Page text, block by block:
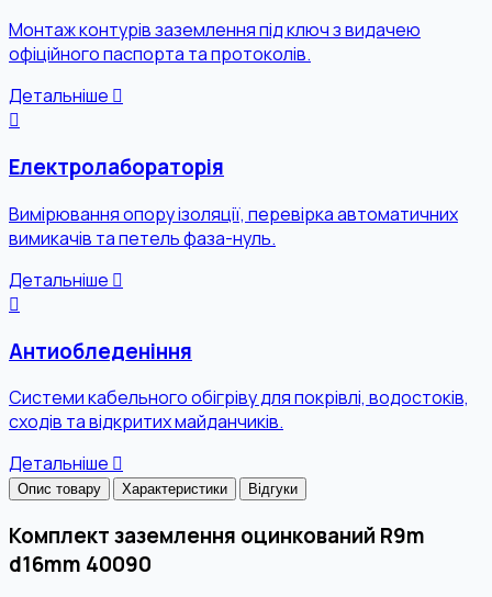
Монтаж контурів заземлення під ключ з видачею
офіційного паспорта та протоколів.
Детальніше
Електролабораторія
Вимірювання опору ізоляції, перевірка автоматичних
вимикачів та петель фаза-нуль.
Детальніше
Антиобледеніння
Системи кабельного обігріву для покрівлі, водостоків,
сходів та відкритих майданчиків.
Детальніше
Опис товару Характеристики Відгуки
Комплект заземлення оцинкований R9m
d16mm 40090